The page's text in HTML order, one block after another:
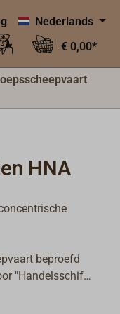
Nederlands
€ 0,00*
HNA
beproefd
"Handelsschiff-
die